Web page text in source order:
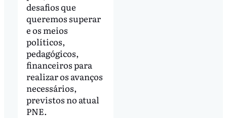
desafios que
queremos superar
e os meios
políticos,
pedagógicos,
financeiros para
realizar os avanços
necessários,
previstos no atual
PNE.